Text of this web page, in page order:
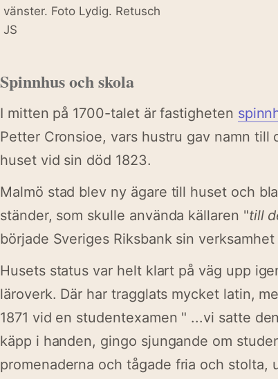
vänster. Foto Lydig. Retusch
JS
Spinnhus och skola
I mitten på 1700-talet är fastigheten
Petter Cronsioe, vars hustru gav namn till
huset vid sin död 1823.
Malmö stad blev ny ägare till huset och
ständer, som skulle använda källaren "till
började Sveriges Riksbank sin verksamhet
Husets status var helt klart på väg upp
läroverk. Där har tragglats mycket latin,
1871 vid en studentexamen " ...vi satte
käpp i handen, gingo sjungande om
promenaderna och tågade fria och stolta,